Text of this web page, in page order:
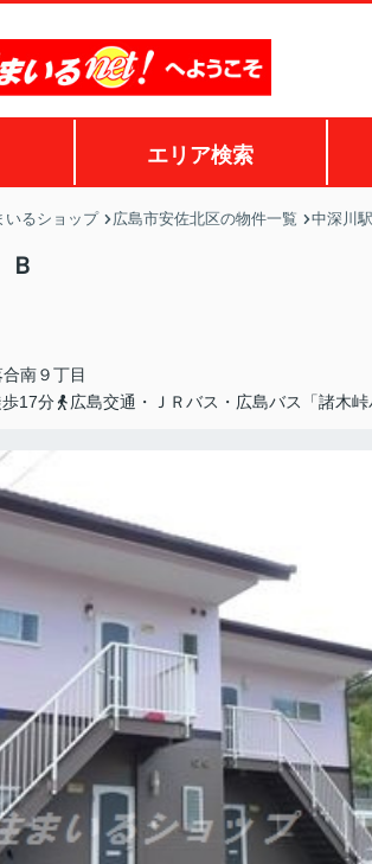
エリア検索
いるショップ 広島市安佐北区の物件一覧 中深川駅
合南９丁目
17分
広島交通・ＪＲバス・広島バス「諸木